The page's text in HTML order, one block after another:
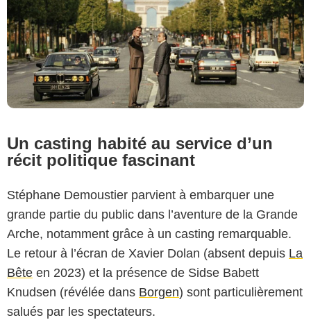
Un casting habité au service d’un
récit politique fascinant
Stéphane Demoustier parvient à embarquer une
grande partie du public dans l’aventure de la Grande
Arche, notamment grâce à un casting remarquable.
Le retour à l’écran de Xavier Dolan (absent depuis La
Bête en 2023) et la présence de Sidse Babett
Knudsen (révélée dans Borgen) sont particulièrement
salués par les spectateurs.